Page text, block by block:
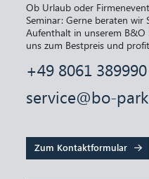
Ob Urlaub oder
Seminar: Gerne beraten wir
Aufenthalt in unserem B&O
uns zum Bestpreis und
+49 8061 389990
service@bo-
Zum Kontaktformular